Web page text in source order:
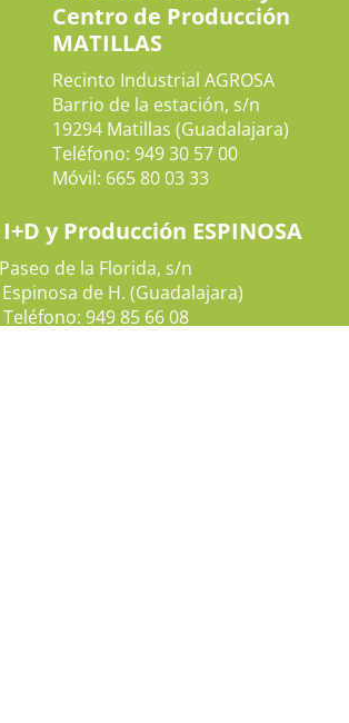
Centro de Producción
MATILLAS
Recinto Industrial AGROSA
Barrio de la estación, s/n
19294 Matillas (Guadalajara)
Teléfono: 949 30 57 00
Móvil: 665 80 03 33
y Producción ESPINOSA
Paseo de la Florida, s/n
de H. (Guadalajara)
Teléfono: 949 85 66 08